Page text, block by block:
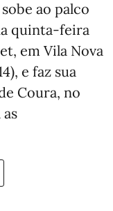
ao palco
quinta-feira
em Vila Nova
e faz sua
Coura, no
as